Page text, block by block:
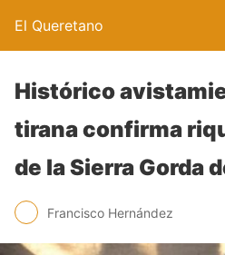
El Queretano
Histórico
tirana confirma
de la Sierra Gorda
Francisco Hernández